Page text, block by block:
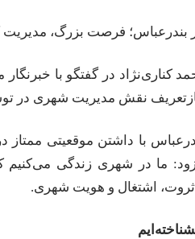
کناری‌نژاد در گفتگو با
نقش مدیریت شهری در
با داشتن موقعیتی
ما در شهری زندگی
ثروت، اشتغال و هویت شهری.